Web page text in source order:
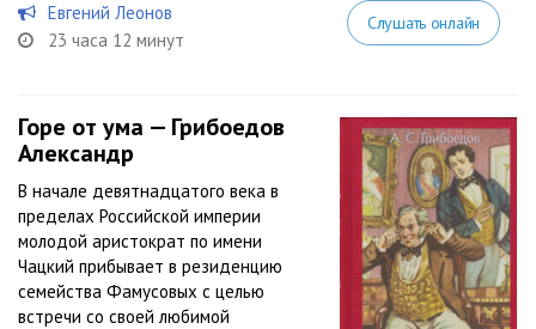
Евгений Леонов
23 часа 12 минут
Слушать онлайн
Горе от ума — Грибоедов
Александр
В начале девятнадцатого века в
пределах Российской империи
молодой аристократ по имени
Чацкий прибывает в резиденцию
семейства Фамусовых с целью
встречи со своей любимой